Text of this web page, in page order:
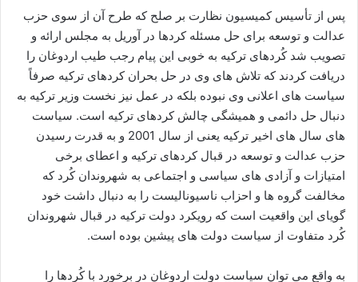
پس از تأسیس کمیسیون نظارت بر صلح که طرح آن از سوی حزب
عدالت و توسعه برای حل مسئله کردها در آوریل به مجلس ارائه و
تصویب شد کُردهای ترکیه به خوبی این پیام رجب طیب اردوغان را
دریافت کردند که تلاش های وی در حل بحران کردهای ترکیه صرفاً
سیاست های اعلانی وی نبوده بلکه در عمل نیز نخست وزیر ترکیه به
دنبال حل دائمی و همیشگی چالش کردهای ترکیه است. سیاست
های سال های اخیر ترکیه یعنی از سال 2001 و به قدرت رسیدن
حزب عدالت و توسعه در قبال کردهای ترکیه و اعطای برخی
امتیازات و آزادی های سیاسی و اجتماعی به شهروندان کُرد که
مخالفت گروه ها و احزاب ناسیونالیست را به دنبال داشت خود
گویای این واقعیت است که رویکرد دولت ترکیه در قبال شهروندان
کُرد متفاوت از سیاست دولت های پیشین بوده است.
به واقع می توان سیاست دولت اردوغان در برخورد با کُردها را